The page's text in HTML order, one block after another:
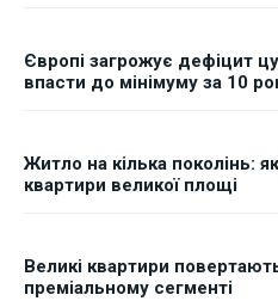
Європі загрожує дефіцит
впасти до мінімуму за 10
Житло на кілька поколінь:
квартири великої площі
Великі квартири
преміальному сегменті